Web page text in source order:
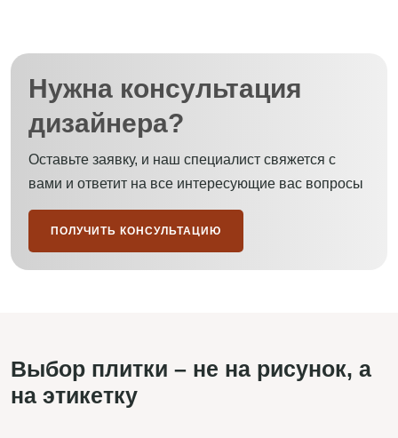
Нужна консультация
дизайнера?
Оставьте заявку, и наш специалист свяжется с
вами и ответит на все интересующие вас вопросы
ПОЛУЧИТЬ КОНСУЛЬТАЦИЮ
Выбор плитки – не на рисунок, а
на этикетку